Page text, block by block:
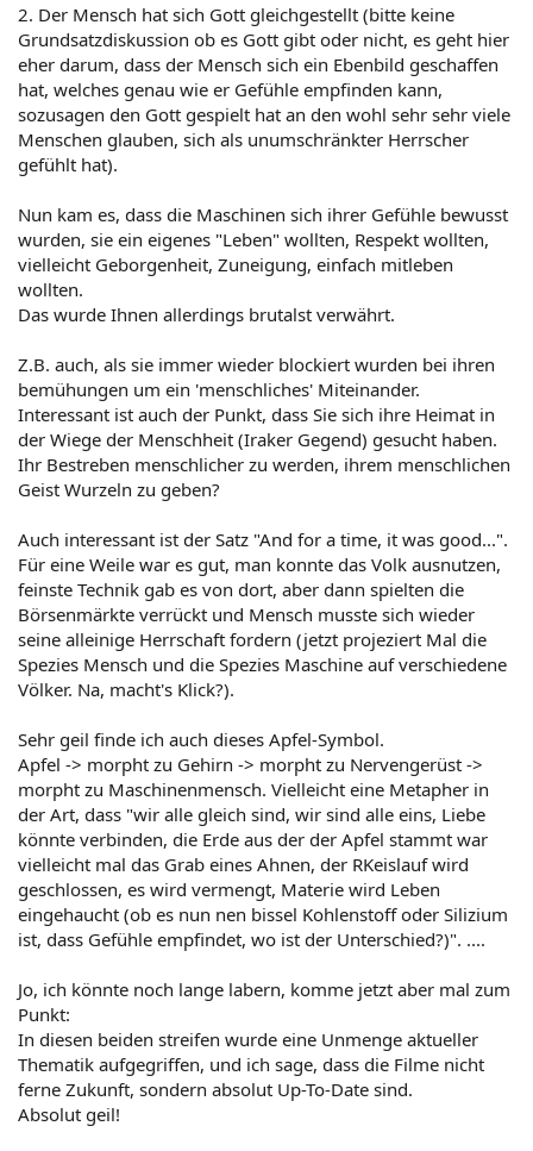
2. Der Mensch hat sich Gott gleichgestellt (bitte keine
Grundsatzdiskussion ob es Gott gibt oder nicht, es geht hier
eher darum, dass der Mensch sich ein Ebenbild geschaffen
hat, welches genau wie er Gefühle empfinden kann,
sozusagen den Gott gespielt hat an den wohl sehr sehr viele
Menschen glauben, sich als unumschränkter Herrscher
gefühlt hat).
Nun kam es, dass die Maschinen sich ihrer Gefühle bewusst
wurden, sie ein eigenes "Leben" wollten, Respekt wollten,
vielleicht Geborgenheit, Zuneigung, einfach mitleben
wollten.
Das wurde Ihnen allerdings brutalst verwährt.
Z.B. auch, als sie immer wieder blockiert wurden bei ihren
bemühungen um ein 'menschliches' Miteinander.
Interessant ist auch der Punkt, dass Sie sich ihre Heimat in
der Wiege der Menschheit (Iraker Gegend) gesucht haben.
Ihr Bestreben menschlicher zu werden, ihrem menschlichen
Geist Wurzeln zu geben?
Auch interessant ist der Satz "And for a time, it was good...".
Für eine Weile war es gut, man konnte das Volk ausnutzen,
feinste Technik gab es von dort, aber dann spielten die
Börsenmärkte verrückt und Mensch musste sich wieder
seine alleinige Herrschaft fordern (jetzt projeziert Mal die
Spezies Mensch und die Spezies Maschine auf verschiedene
Völker. Na, macht's Klick?).
Sehr geil finde ich auch dieses Apfel-Symbol.
Apfel -> morpht zu Gehirn -> morpht zu Nervengerüst ->
morpht zu Maschinenmensch. Vielleicht eine Metapher in
der Art, dass "wir alle gleich sind, wir sind alle eins, Liebe
könnte verbinden, die Erde aus der der Apfel stammt war
vielleicht mal das Grab eines Ahnen, der RKeislauf wird
geschlossen, es wird vermengt, Materie wird Leben
eingehaucht (ob es nun nen bissel Kohlenstoff oder Silizium
ist, dass Gefühle empfindet, wo ist der Unterschied?)". ....
Jo, ich könnte noch lange labern, komme jetzt aber mal zum
Punkt:
In diesen beiden streifen wurde eine Unmenge aktueller
Thematik aufgegriffen, und ich sage, dass die Filme nicht
ferne Zukunft, sondern absolut Up-To-Date sind.
Absolut geil!